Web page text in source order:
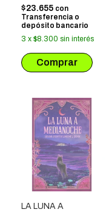
$23.655 con
Transferencia o
depósito bancario
3 x $8.300 sin interés
LA LUNA A